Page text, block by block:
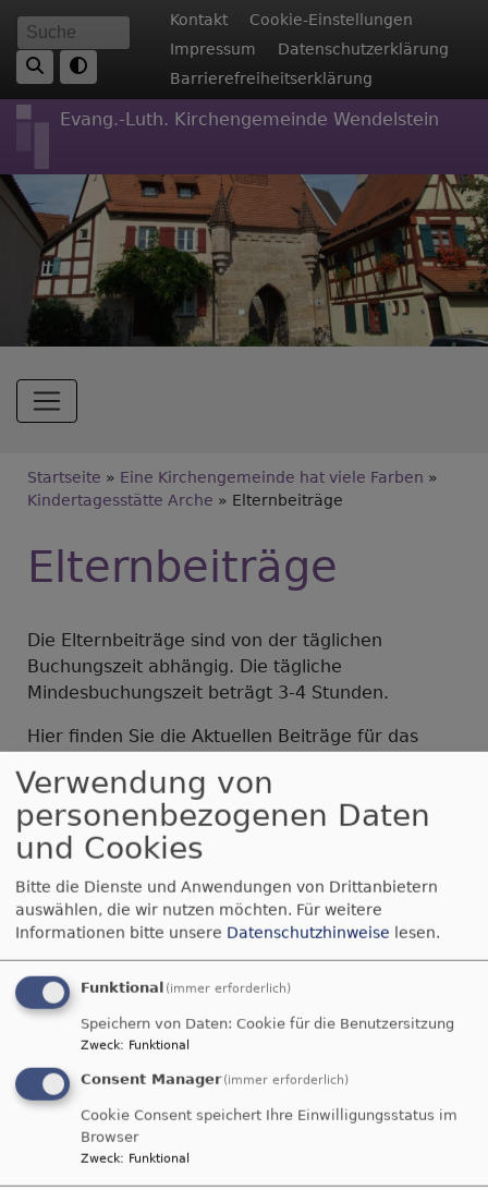
Direkt
zum
Inhalt
Suche Fußbereichsmenü
Kontakt
Cookie-Einstellungen
Impressum
Datenschutzerklärung
Barrierefreiheitserklärung
Evang.-Luth. Kirchengemeinde Wendelstein
Hauptnavigation
Breadcrumb
Startseite
Eine Kirchengemeinde hat viele Farben
Kindertagesstätte Arche
Elternbeiträge
Elternbeiträge
Die Elternbeiträge sind von der täglichen
Buchungszeit abhängig. Die tägliche
Mindesbuchungszeit beträgt 3-4 Stunden.
Hier finden Sie die Aktuellen Beiträge für das
475.9 KB
uebersicht_elternbeitraege_koop.pdf
384.8 KB
Verwendung von
personenbezogenen Daten
und Cookies
Bitte die Dienste und Anwendungen von Drittanbietern
auswählen, die wir nutzen möchten. Für weitere
Informationen bitte unsere Datenschutzhinweise lesen.
Funktional (immer erforderlich)
Speichern von Daten: Cookie für die Benutzersitzung
Zweck: Funktional
Consent Manager (immer erforderlich)
Cookie Consent speichert Ihre Einwilligungsstatus im
Browser
Zweck: Funktional